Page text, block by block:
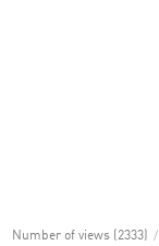
Number of views (2333) /